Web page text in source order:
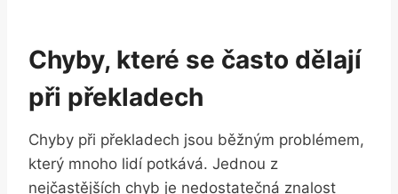
Chyby, které se často dělají
při překladech
Chyby při překladech jsou běžným problémem,
který mnoho lidí potkává. Jednou z
nejčastějších chyb je nedostatečná znalost